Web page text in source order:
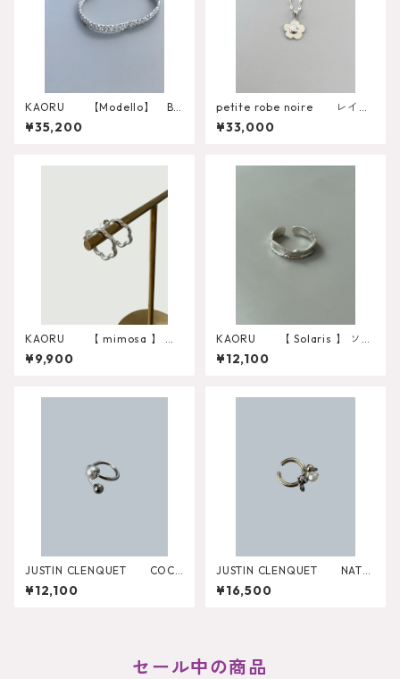
KAORU 【Modello】 Ba
ngle S
¥35,200
petite robe noire レイの
不揃いなお花【梅ちゃん】
メソシルバーネックレス
¥33,000
KAORU 【 mimosa 】 ピ
アスS PSV-704-S
¥9,900
KAORU 【 Solaris 】 ソラ
リス リングS RSV-826-S
¥12,100
JUSTIN CLENQUET COC
O RING 34JC01COCO
¥12,100
JUSTIN CLENQUET NATH
AN RING 34JC01NATHAN
2
¥16,500
セール中の商品